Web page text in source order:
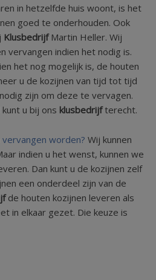
in hetzelfde huis woont, is het
goed te onderhouden. Ook
KlusbedrijfMartin Heller. Wij
vervangen indien het nodig is.
het nog mogelijk is, de houten
u de kozijnen van tijd tot tijd
zijn om deze te vervagen.
u bij ons klusbedrijfterecht.
worden? Wij kunnen
indien u het wenst, kunnen we
Dan kunt u de kozijnen zelf
een onderdeel zijn van de
de houten kozijnen leveren als
in elkaar gezet. Die keuze is